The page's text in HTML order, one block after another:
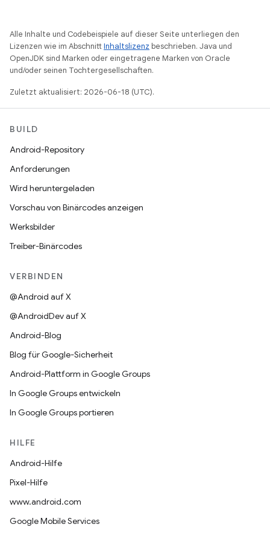
Alle Inhalte und Codebeispiele auf dieser Seite unterliegen den
Lizenzen wie im AbschnittInhaltslizenz beschrieben. Java und
OpenJDK sind Marken oder eingetragene Marken von Oracle
und/oder seinen Tochtergesellschaften.
Zuletzt aktualisiert: 2026-06-18 (UTC).
BUILD
Android-Repository
Anforderungen
Wird heruntergeladen
Vorschau von Binärcodes anzeigen
Werksbilder
Treiber-Binärcodes
VERBINDEN
@Android auf X
@AndroidDev auf X
Android-Blog
Blog für Google-Sicherheit
Android-Plattform in Google Groups
In Google Groups entwickeln
In Google Groups portieren
HILFE
Android-Hilfe
Pixel-Hilfe
www.android.com
Google Mobile Services